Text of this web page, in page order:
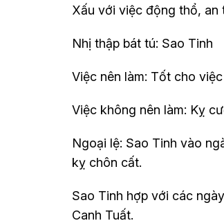
Xấu với việc động thổ, an
Nhị thập bát tú: Sao Tinh
Việc nên làm: Tốt cho
Việc không nên làm: Kỵ
Ngoại lệ: Sao Tinh vào
kỵ chôn cất.
Sao Tinh hợp với các
Canh Tuất.